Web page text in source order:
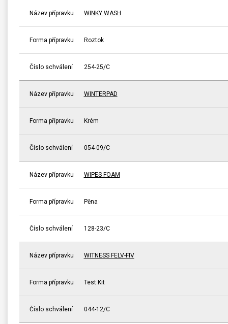
Název přípravku WINKY WASH
Forma přípravku Roztok
Číslo schválení 254-25/C
Název přípravku WINTERPAD
Forma přípravku Krém
Číslo schválení 054-09/C
Název přípravku WIPES FOAM
Forma přípravku Pěna
Číslo schválení 128-23/C
Název přípravku WITNESS FELV-FIV
Forma přípravku Test Kit
Číslo schválení 044-12/C